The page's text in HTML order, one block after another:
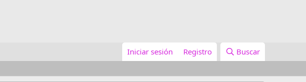
Iniciar sesión Registro Buscar